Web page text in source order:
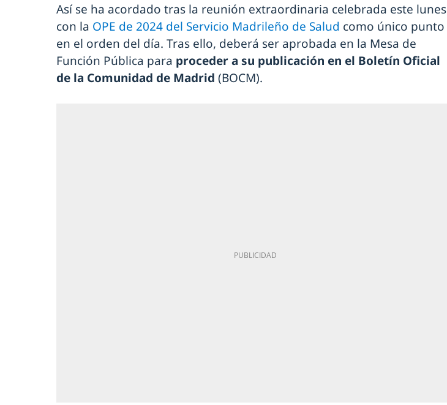
Así se ha acordado tras la reunión extraordinaria celebrada este lunes
con la OPE de 2024 del Servicio Madrileño de Salud como único punto
en el orden del día. Tras ello, deberá ser aprobada en la Mesa de
Función Pública para proceder a su publicación en el Boletín Oficial
de la Comunidad de Madrid (BOCM).